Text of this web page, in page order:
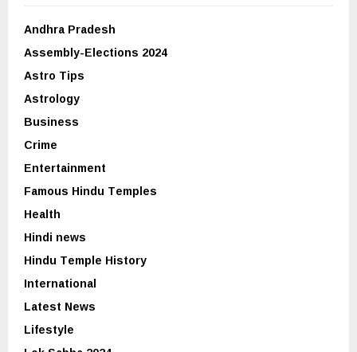
Andhra Pradesh
Assembly-Elections 2024
Astro Tips
Astrology
Business
Crime
Entertainment
Famous Hindu Temples
Health
Hindi news
Hindu Temple History
International
Latest News
Lifestyle